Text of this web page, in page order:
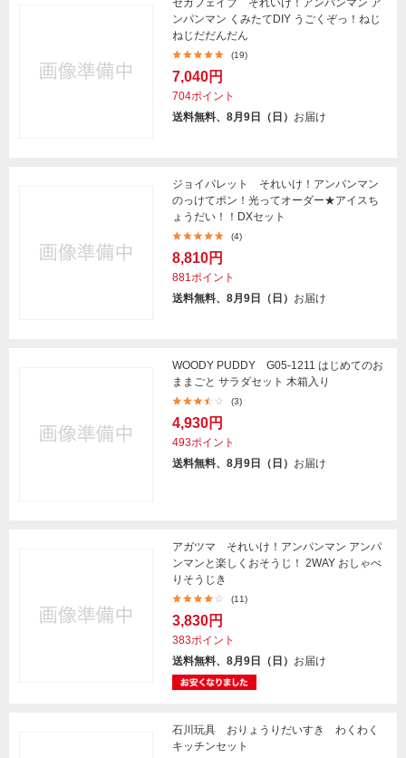
セガフェイブ それいけ！アンパンマン ア
ンパンマン くみたてDIY うごくぞっ！ねじ
ねじだだんだん
(19)
7,040円
704ポイント
送料無料、8月9日（日） お届け
ジョイパレット それいけ！アンパンマン
のっけてポン！光ってオーダー★アイスち
ょうだい！！DXセット
(4)
8,810円
881ポイント
送料無料、8月9日（日） お届け
WOODY PUDDY G05-1211 はじめてのお
ままごと サラダセット 木箱入り
(3)
4,930円
493ポイント
送料無料、8月9日（日） お届け
アガツマ それいけ！アンパンマン アンパ
ンマンと楽しくおそうじ！ 2WAY おしゃべ
りそうじき
(11)
3,830円
383ポイント
送料無料、8月9日（日） お届け
石川玩具 おりょうりだいすき わくわく
キッチンセット